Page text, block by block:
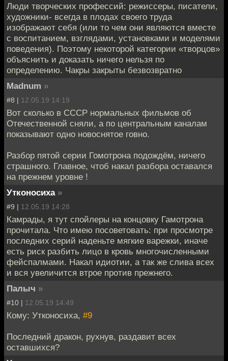
Люди творческих профессий: режиссеры, писатели,
художники- всегда в плодах своего труда
изображают себя (или то чем они являются вместе
с воспитанием, взглядами, установками и моделями
поведения). Поэтому некоторой категории «творцов»
объяснить и доказать ничего нельзя по
определению. Чакры закрыты безвозвратно
Madnum »
#8 | 12.05.19 14:19
Вот сколько в СССР нормальных фильмов об
Отечественной сняли, а по центральным каналам
показывают одно новоснятое говно.
Разбор пятой серии Гомотрона подождём, ничего
страшного. Главное, чтоб накал разбора оставался
на прежнем уровне !
Утконосиха »
#9 | 12.05.19 14:28
Камрады, я тут спойлеры на концовку Гамотрона
прочитала. Что имею посоветовать: при просмотре
последних серий наденьте мягкие варежки, иначе
есть риск разбить лицо в кровь многочисленными
фейспалмами. Накал идиотии, а так же слива всех
и вся увеличится втрое против прежнего.
Палыч »
#10 | 12.05.19 14:49
Кому: Утконосиха, #9
Последний дракон, рухнув, раздавит всех
оставшихся?